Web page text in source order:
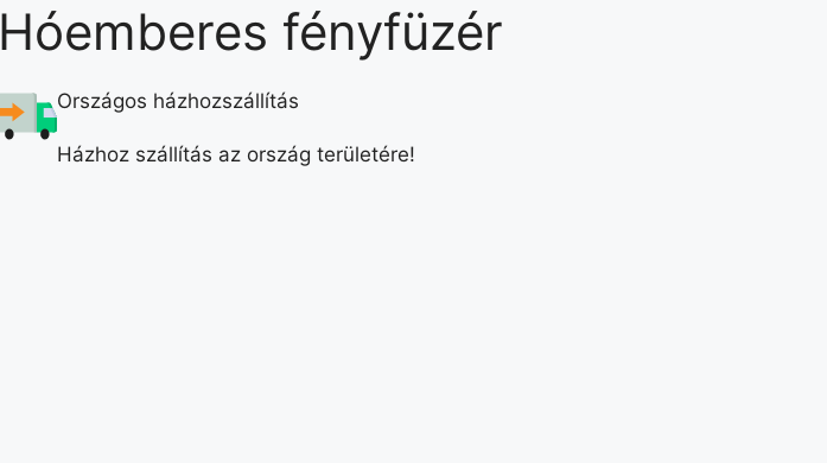
Hóemberes fényfüzér
Országos házhozszállítás
Házhoz szállítás az ország területére!